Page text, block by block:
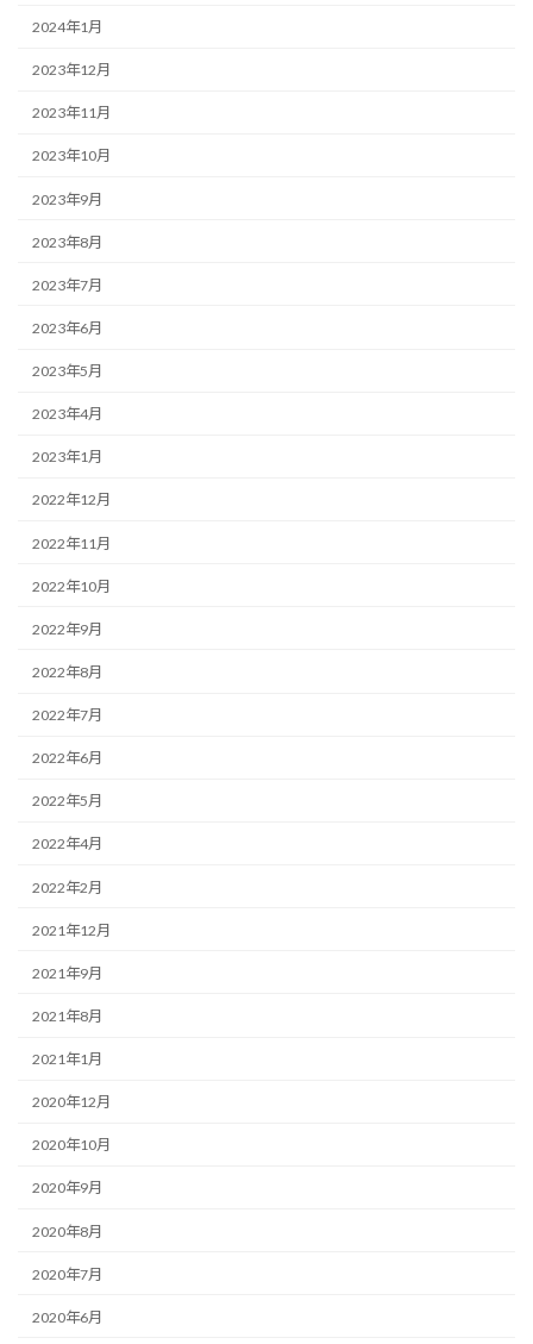
2024年1月
2023年12月
2023年11月
2023年10月
2023年9月
2023年8月
2023年7月
2023年6月
2023年5月
2023年4月
2023年1月
2022年12月
2022年11月
2022年10月
2022年9月
2022年8月
2022年7月
2022年6月
2022年5月
2022年4月
2022年2月
2021年12月
2021年9月
2021年8月
2021年1月
2020年12月
2020年10月
2020年9月
2020年8月
2020年7月
2020年6月